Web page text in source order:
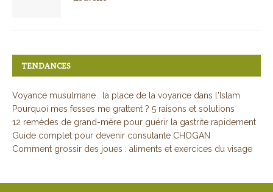
TENDANCES
Voyance musulmane : la place de la voyance dans l'Islam
Pourquoi mes fesses me grattent ? 5 raisons et solutions
12 remèdes de grand-mère pour guérir la gastrite rapidement
Guide complet pour devenir consutante CHOGAN
Comment grossir des joues : aliments et exercices du visage